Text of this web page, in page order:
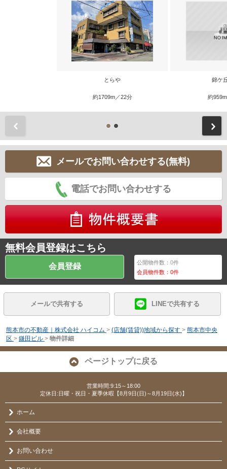
とらや
約1709m／22分
錦ケ
約
メールでお問い合わせする(無料)
電話でお問い合わせする
無料会員登録はこちら
会員登録 公開物件数：0件
会員物件数：0件
メールで共有する LINEで共有する
熊本市の不動産｜株式会社 ハイコム > (店舗(賃貸))地域から探す > 熊本市中央
区 > 鎌田ビル > 物件詳細
ページトップに戻る
営業時間:9:15～18:00
定休日:日曜・祝日・夏季休暇【8月9日(日)～8月19日(水)】
ホーム
会社概要
お問い合わせ